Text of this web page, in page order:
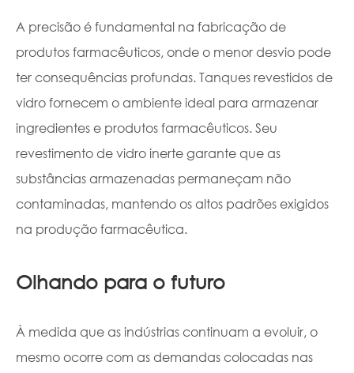
A precisão é fundamental na fabricação de
produtos farmacêuticos, onde o menor desvio pode
ter consequências profundas. Tanques revestidos de
vidro fornecem o ambiente ideal para armazenar
ingredientes e produtos farmacêuticos. Seu
revestimento de vidro inerte garante que as
substâncias armazenadas permaneçam não
contaminadas, mantendo os altos padrões exigidos
na produção farmacêutica.
Olhando para o futuro
À medida que as indústrias continuam a evoluir, o
mesmo ocorre com as demandas colocadas nas